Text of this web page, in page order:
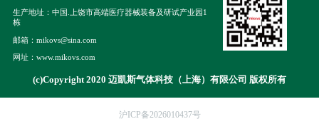
生产地址：中国.上饶市高端医疗器械装备及研试产业园1
栋
邮箱：mikovs@sina.com
网址：www.mikovs.com
(c)Copyright 2020 迈凱斯气体科技（上海）有限公司 版权所有
沪ICP备2026010437号